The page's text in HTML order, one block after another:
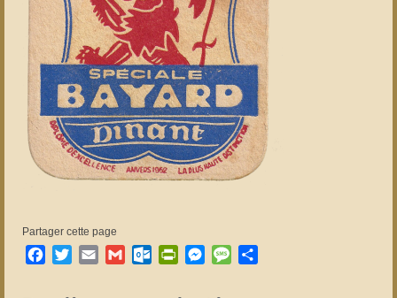
Partager cette page
Facebook
TwitterEmail GmailOutlook.com
PrintFriendly
Messenger
Message